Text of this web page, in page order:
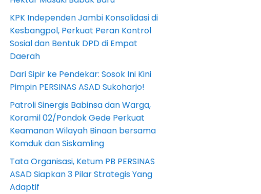
KPK Independen Jambi Konsolidasi di
Kesbangpol, Perkuat Peran Kontrol
Sosial dan Bentuk DPD di Empat
Daerah
Dari Sipir ke Pendekar: Sosok Ini Kini
Pimpin PERSINAS ASAD Sukoharjo!
Patroli Sinergis Babinsa dan Warga,
Koramil 02/Pondok Gede Perkuat
Keamanan Wilayah Binaan bersama
Komduk dan Siskamling
Tata Organisasi, Ketum PB PERSINAS
ASAD Siapkan 3 Pilar Strategis Yang
Adaptif